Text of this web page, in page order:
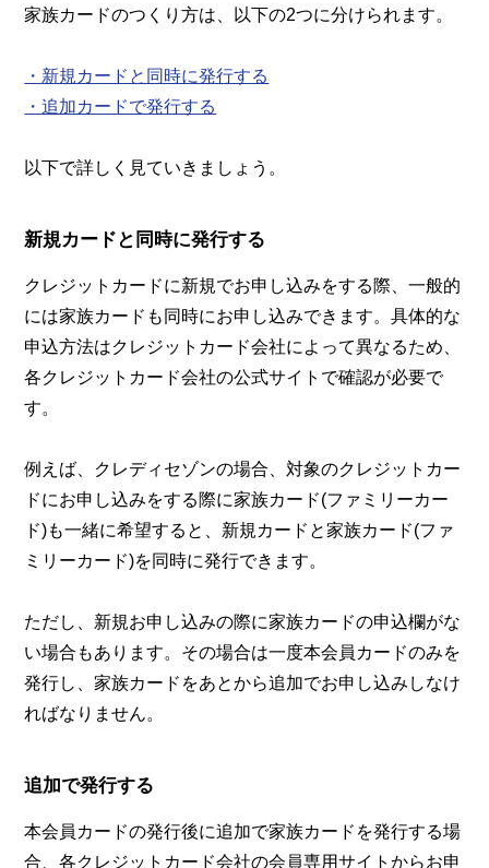
家族カードのつくり方は、以下の2つに分けられます。
・新規カードと同時に発行する
・追加カードで発行する
以下で詳しく見ていきましょう。
新規カードと同時に発行する
クレジットカードに新規でお申し込みをする際、一般的
には家族カードも同時にお申し込みできます。具体的な
申込方法はクレジットカード会社によって異なるため、
各クレジットカード会社の公式サイトで確認が必要で
す。
例えば、クレディセゾンの場合、対象のクレジットカー
ドにお申し込みをする際に家族カード(ファミリーカー
ド)も一緒に希望すると、新規カードと家族カード(ファ
ミリーカード)を同時に発行できます。
ただし、新規お申し込みの際に家族カードの申込欄がな
い場合もあります。その場合は一度本会員カードのみを
発行し、家族カードをあとから追加でお申し込みしなけ
ればなりません。
追加で発行する
本会員カードの発行後に追加で家族カードを発行する場
合、各クレジットカード会社の会員専用サイトからお申